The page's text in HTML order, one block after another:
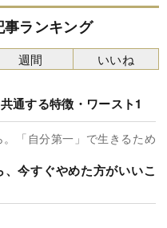
ランキング
通する特徴・ワースト1
「自分第一」で生きるため
、今すぐやめた方がいいこ
週間 いいね